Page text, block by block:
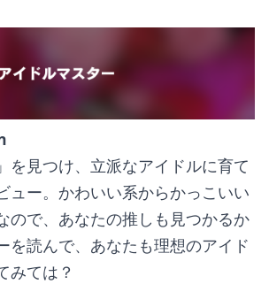
を見つけ、立派なアイドルに育て
ュー。かわいい系からかっこいい
ので、あなたの推しも見つかるか
を読んで、あなたも理想のアイド
みては？